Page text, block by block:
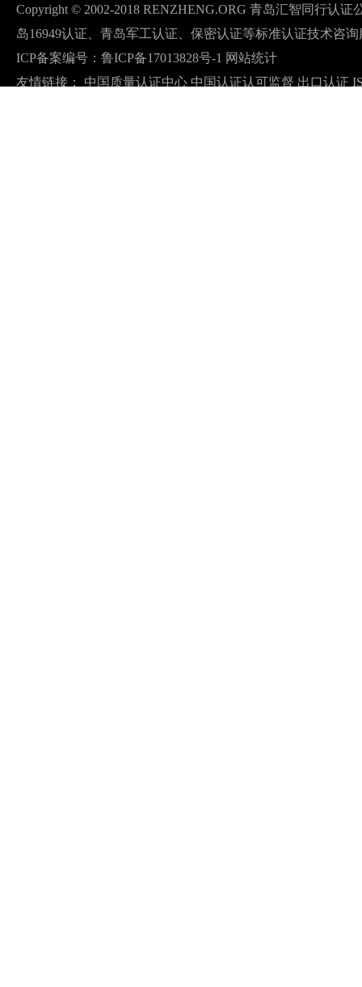
Copyright © 2002-2018 RENZHENG.ORG 青岛汇智同行认
岛16949认证、青岛军工认证、保密认证等标准认证技术咨
ICP备案编号： 鲁ICP备17013828号-1 网站统计
友情链接：
中国质量认证中心 中国认证认可监督 出口认证